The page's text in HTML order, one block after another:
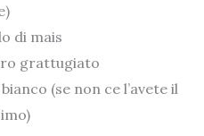
di mais
grattugiato
(se non ce l’avete il